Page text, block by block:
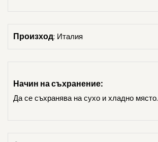
Произход: Италия
Начин на съхранение:
Да се съхранява на сухо и хладно място.